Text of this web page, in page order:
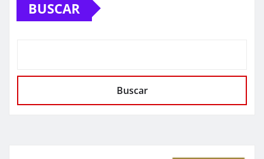
BUSCAR
Buscar